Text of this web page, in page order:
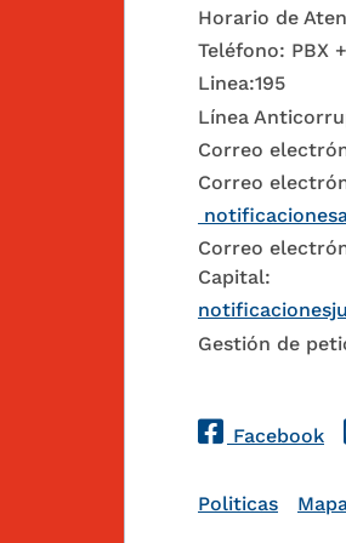
Horario de
Teléfono: PBX
Linea:195
Línea
Correo
Correo
Correo
Capital:
Gestión de
Redes
Facebook
Pie de
Politicas